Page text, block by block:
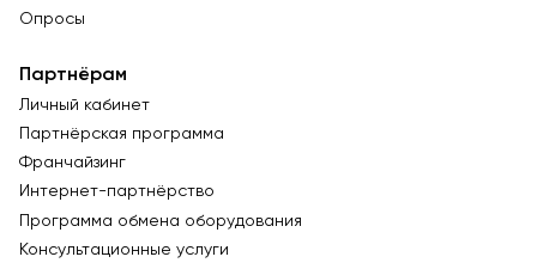
Опросы
Партнёрам
Личный кабинет
Партнёрская программа
Франчайзинг
Интернет-партнёрство
Программа обмена оборудования
Консультационные услуги